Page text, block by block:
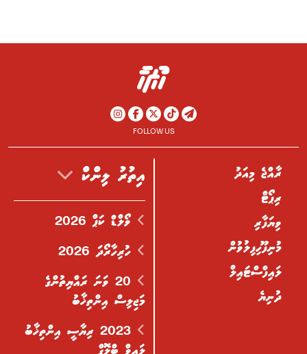
FOLLOW US
ރާއްޖެ މިއަދު
ރިޕޯޓް
ވިޔަފާރި
މުނިފޫހިފިލުވުން
ލައިފްސްޓައިލް
ދުނިޔެ
އިތުރު ލިންކް
ވޯލްޑް ކަޕް 2026
ހުރިހާރޯދަ 2026
20 ވަނަ ރައްޔިތުންގެ
މަޖިލިސް އިންތިޚާބު
2023 ރިޔާސީ އިންތިޚާބު
ލައިވް ބްލޮގް